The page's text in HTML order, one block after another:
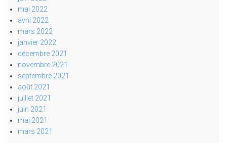
mai 2022
avril 2022
mars 2022
janvier 2022
décembre 2021
novembre 2021
septembre 2021
août 2021
juillet 2021
juin 2021
mai 2021
mars 2021